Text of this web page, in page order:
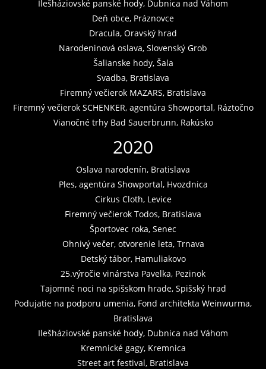
Ilešháziovské panské hody, Dubnica nad Váhom
Deň obce, Práznovce
Dracula, Oravský hrad
Narodeninová oslava, Slovenský Grob
Šalianske hody, Šala
Svadba, Bratislava
Firemný večierok MAZARS, Bratislava
Firemný večierok SCHENKER, agentúra Showportal, Ráztočno
Vianočné trhy Bad Sauerbrunn, Rakúsko
2020
Oslava narodenín, Bratislava
Ples, agentúra Showportal, Hvozdnica
Cirkus Cloth, Levice
Firemný večierok Todos, Bratislava
Športovec roka, Senec
Ohnivý večer, otvorenie leta, Trnava
Detský tábor, Hamuliakovo
25.výročie vinárstva Pavelka, Pezinok
Tajomné noci na spišskom hrade, Spišský hrad
Podujatie na podporu umenia, Fond architekta Weinwurma,
Bratislava
Ilešháziovské panské hody, Dubnica nad Váhom
Kremnické gagy, Kremnica
Street art festival, Bratislava